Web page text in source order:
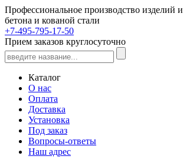
Профессиональное производство изделий
бетона и кованой стали
+7-495-795-17-50
Прием заказов круглосуточно
Каталог
О нас
Оплата
Доставка
Установка
Под заказ
Вопросы-ответы
Наш адрес